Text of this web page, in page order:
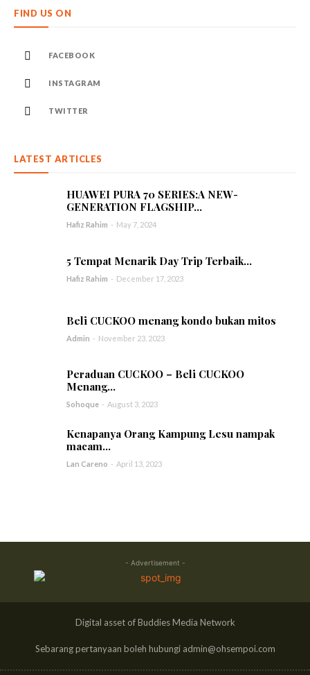
FIND US ON
FACEBOOK
INSTAGRAM
TWITTER
LATEST ARTICLES
HUAWEI PURA 70 SERIES:A NEW-
GENERATION FLAGSHIP...
Hafiz Rahim - May 7, 2024
5 Tempat Menarik Day Trip Terbaik...
Hafiz Rahim - December 17, 2023
Beli CUCKOO menang kondo bukan mitos
Admin - November 23, 2023
Peraduan CUCKOO – Beli CUCKOO
Menang...
Sohoque - August 3, 2023
Kenapanya Orang Kampung Lesu nampak
macam...
Lan Careno - April 13, 2023
- Advertisement -
Digital asset of Buddies Media Network
Sebarang pertanyaan boleh hubungi admin@ohsempoi.com